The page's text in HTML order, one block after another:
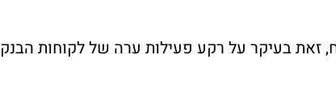
זאת בעיקר על רקע פעילות ערה של לקוחות הבנק